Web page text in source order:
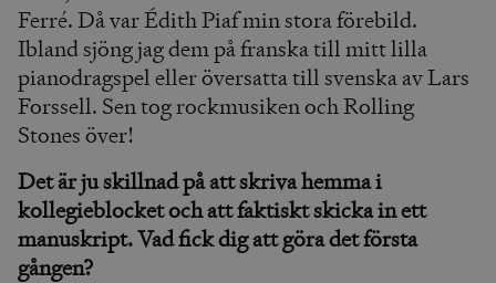
Ferré. Då var Édith Piaf min stora förebild.
Ibland sjöng jag dem på franska till mitt lilla
pianodragspel eller översatta till svenska av Lars
Forssell. Sen tog rockmusiken och Rolling
Stones över!
Det är ju skillnad på att skriva hemma i
kollegieblocket och att faktiskt skicka in ett
manuskript. Vad fick dig att göra det första
gången?